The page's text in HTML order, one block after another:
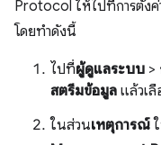
Protocol ให้ไปที่การตั้ง
โดยทำดังนี้
ไปที่ผู้ดูแลระบบ >
สตรีมข้อมูล แล้วเ
ในส่วนเหตุการณ์